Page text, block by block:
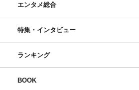
エンタメ総合
特集・インタビュー
ランキング
BOOK